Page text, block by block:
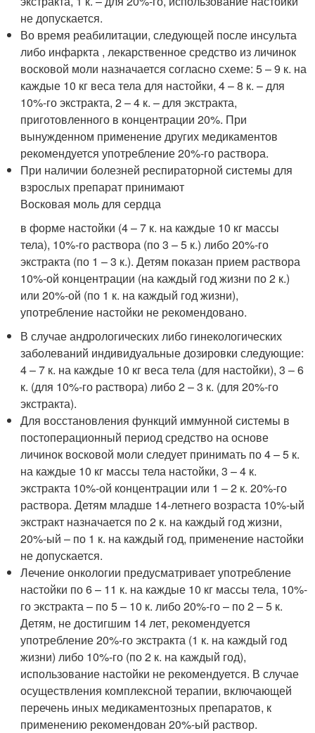
не допускается.
Во время реабилитации, следующей после инсульта
либо инфаркта , лекарственное средство из личинок
восковой моли назначается согласно схеме: 5 – 9 к. на
каждые 10 кг веса тела для настойки, 4 – 8 к. – для
10%-го экстракта, 2 – 4 к. – для экстракта,
приготовленного в концентрации 20%. При
вынужденном применение других медикаментов
рекомендуется употребление 20%-го раствора.
При наличии болезней респираторной системы для
взрослых препарат принимают
Восковая моль для сердца
в форме настойки (4 – 7 к. на каждые 10 кг массы
тела), 10%-го раствора (по 3 – 5 к.) либо 20%-го
экстракта (по 1 – 3 к.). Детям показан прием раствора
10%-ой концентрации (на каждый год жизни по 2 к.)
или 20%-ой (по 1 к. на каждый год жизни),
употребление настойки не рекомендовано.
В случае андрологических либо гинекологических
заболеваний индивидуальные дозировки следующие:
4 – 7 к. на каждые 10 кг веса тела (для настойки), 3 – 6
к. (для 10%-го раствора) либо 2 – 3 к. (для 20%-го
экстракта).
Для восстановления функций иммунной системы в
постоперационный период средство на основе
личинок восковой моли следует принимать по 4 – 5 к.
на каждые 10 кг массы тела настойки, 3 – 4 к.
экстракта 10%-ой концентрации или 1 – 2 к. 20%-го
раствора. Детям младше 14-летнего возраста 10%-ый
экстракт назначается по 2 к. на каждый год жизни,
20%-ый – по 1 к. на каждый год, применение настойки
не допускается.
Лечение онкологии предусматривает употребление
настойки по 6 – 11 к. на каждые 10 кг массы тела, 10%-
го экстракта – по 5 – 10 к. либо 20%-го – по 2 – 5 к.
Детям, не достигшим 14 лет, рекомендуется
употребление 20%-го экстракта (1 к. на каждый год
жизни) либо 10%-го (по 2 к. на каждый год),
использование настойки не рекомендуется. В случае
осуществления комплексной терапии, включающей
перечень иных медикаментозных препаратов, к
применению рекомендован 20%-ый раствор.